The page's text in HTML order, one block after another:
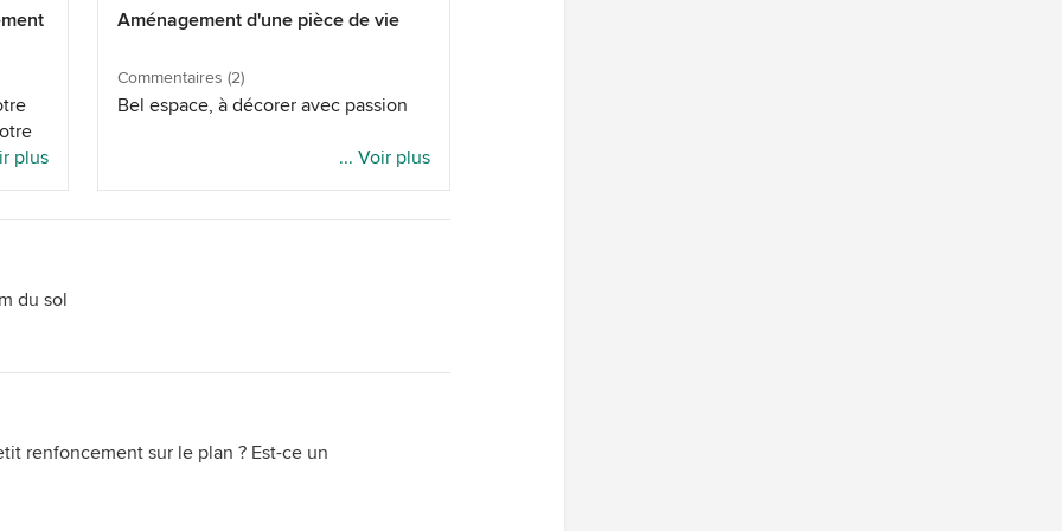
se
?
à
ou
plus
Aménagement d'une pièce de vie
Commentaires (2)
Bel espace, à décorer avec passion
... Voir plus
du sol
renfoncement sur le plan ? Est-ce un